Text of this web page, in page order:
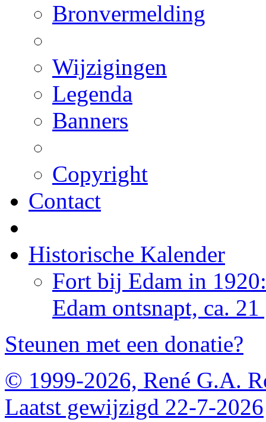
Bronvermelding
Wijzigingen
Legenda
Banners
Copyright
Contact
Historische Kalender
Fort bij Edam in
Edam ontsnapt, ca.
Steunen met een donatie?
© 1999-2026, René G.A.
Laatst gewijzigd 22-7-2026